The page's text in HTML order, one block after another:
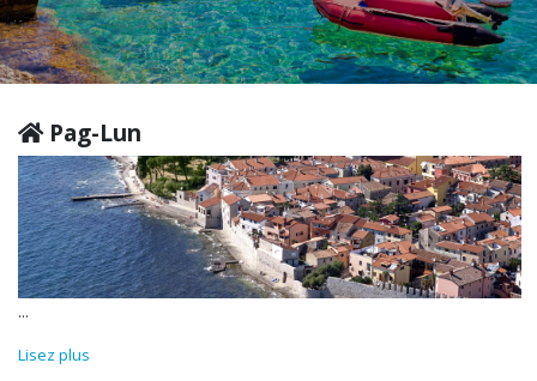
Pag-Lun
...
Lisez plus